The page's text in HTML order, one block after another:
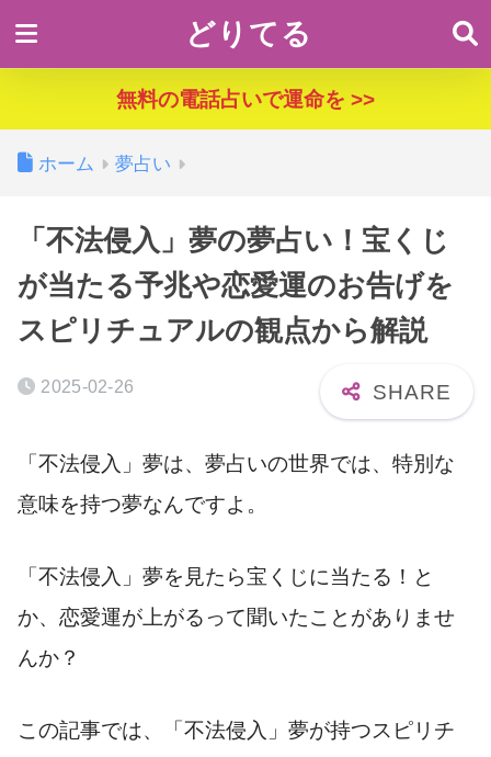
どりてる
無料の電話占いで運命を >>
ホーム 夢占い
「不法侵入」夢の夢占い！宝くじ
が当たる予兆や恋愛運のお告げを
スピリチュアルの観点から解説
2025-02-26
「不法侵入」夢は、夢占いの世界では、特別な
意味を持つ夢なんですよ。
「不法侵入」夢を見たら宝くじに当たる！と
か、恋愛運が上がるって聞いたことがありませ
んか？
この記事では、「不法侵入」夢が持つスピリチ